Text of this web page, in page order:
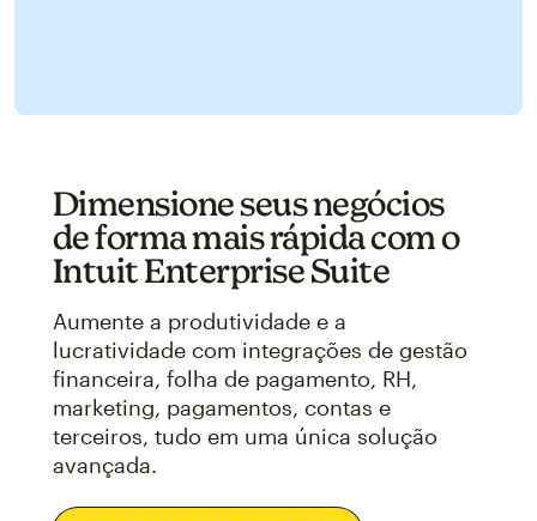
Dimensione seus negócios
de forma mais rápida com o
Intuit Enterprise Suite
Aumente a produtividade e a
lucratividade com integrações de gestão
financeira, folha de pagamento, RH,
marketing, pagamentos, contas e
terceiros, tudo em uma única solução
avançada.